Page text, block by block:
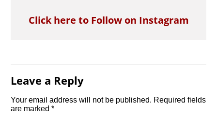
Click here to Follow on Instagram
Leave a Reply
Your email address will not be published. Required fields
are marked*